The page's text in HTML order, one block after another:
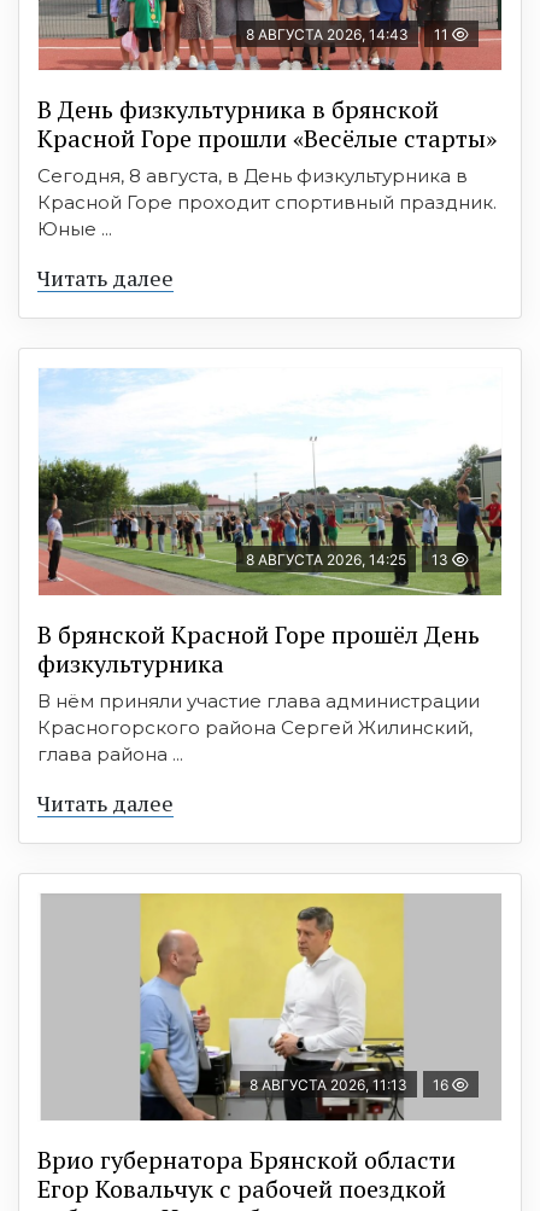
8 АВГУСТА 2026, 14:43 11
В День физкультурника в брянской
Красной Горе прошли «Весёлые старты»
Сегодня, 8 августа, в День физкультурника в
Красной Горе проходит спортивный праздник.
Юные ...
Читать далее
8 АВГУСТА 2026, 14:25 13
В брянской Красной Горе прошёл День
физкультурника
В нём приняли участие глава администрации
Красногорского района Сергей Жилинский,
глава района ...
Читать далее
8 АВГУСТА 2026, 11:13 16
Врио губернатора Брянской области
Егор Ковальчук с рабочей поездкой